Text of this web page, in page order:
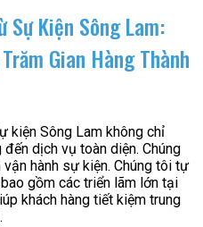
Sự Kiện Sông Lam:
Gian Hàng Thành
kiện Sông Lam không chỉ
dịch vụ toàn diện. Chúng
hành sự kiện. Chúng tôi tự
gồm các triển lãm lớn tại
khách hàng tiết kiệm trung